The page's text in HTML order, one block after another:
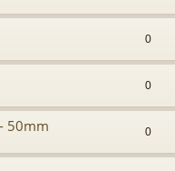
0
0
50mm 0